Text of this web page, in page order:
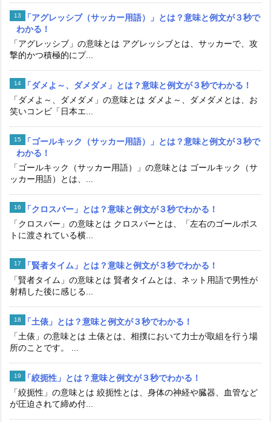
「アグレッシブ（サッカー用語）」とは？意味と例文が３秒で
わかる！
「アグレッシブ」の意味とは アグレッシブとは、サッカーで、攻
撃的かつ積極的にプ...
「ダメよ～、ダメダメ」とは？意味と例文が３秒でわかる！
「ダメよ～、ダメダメ」の意味とは ダメよ～、ダメダメとは、お
笑いコンビ「日本エ...
「ゴールキック（サッカー用語）」とは？意味と例文が３秒で
わかる！
「ゴールキック（サッカー用語）」の意味とは ゴールキック（サ
ッカー用語）とは、...
「クロスバー」とは？意味と例文が３秒でわかる！
「クロスバー」の意味とは クロスバーとは、「左右のゴールポス
トに渡されている横...
「賢者タイム」とは？意味と例文が３秒でわかる！
「賢者タイム」の意味とは 賢者タイムとは、ネット用語で男性が
射精した後に感じる...
「土俵」とは？意味と例文が３秒でわかる！
「土俵」の意味とは 土俵とは、相撲において力士が取組を行う場
所のことです。 ...
「絞扼性」とは？意味と例文が３秒でわかる！
「絞扼性」の意味とは 絞扼性とは、身体の神経や臓器、血管など
が圧迫されて締め付...